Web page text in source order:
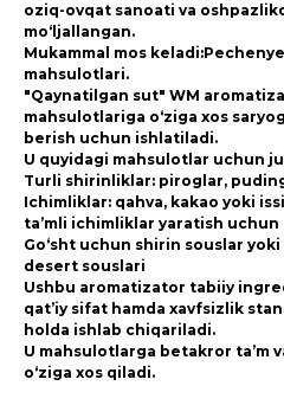
oziq-ovqat sanoati va
mo‘ljallangan.
Mukammal mos
mahsulotlari.
"Qaynatilgan sut" WM
mahsulotlariga o‘ziga xos
berish uchun ishlatiladi.
U quyidagi mahsulotlar uchun
Turli shirinliklar: piroglar,
Ichimliklar: qahva, kakao yoki
ta’mli ichimliklar yaratish uchun
Go‘sht uchun shirin souslar
desert souslari
Ushbu aromatizator tabiiy
qat’iy sifat hamda xavfsizlik
holda ishlab chiqariladi.
U mahsulotlarga betakror ta’m
o‘ziga xos qiladi.